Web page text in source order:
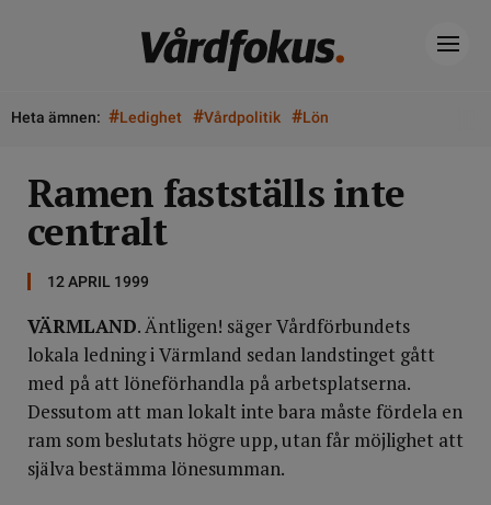
Heta ämnen: #Ledighet #Vårdpolitik #Lön
Ramen fastställs inte
centralt
12 APRIL 1999
VÄRMLAND. Äntligen! säger Vårdförbundets
lokala ledning i Värmland sedan landstinget gått
med på att löneförhandla på arbetsplatserna.
Dessutom att man lokalt inte bara måste fördela en
ram som beslutats högre upp, utan får möjlighet att
själva bestämma lönesumman.